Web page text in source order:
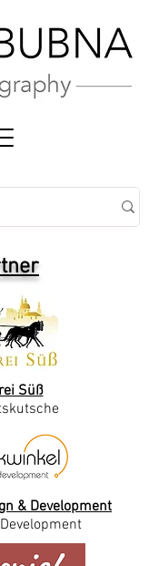
Süß
& Development